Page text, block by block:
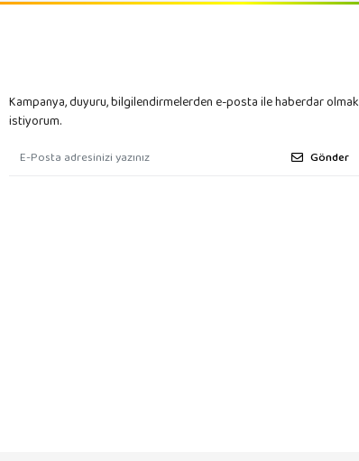
Kampanya, duyuru, bilgilendirmelerden e-posta ile haberdar olmak
istiyorum.
Gönder